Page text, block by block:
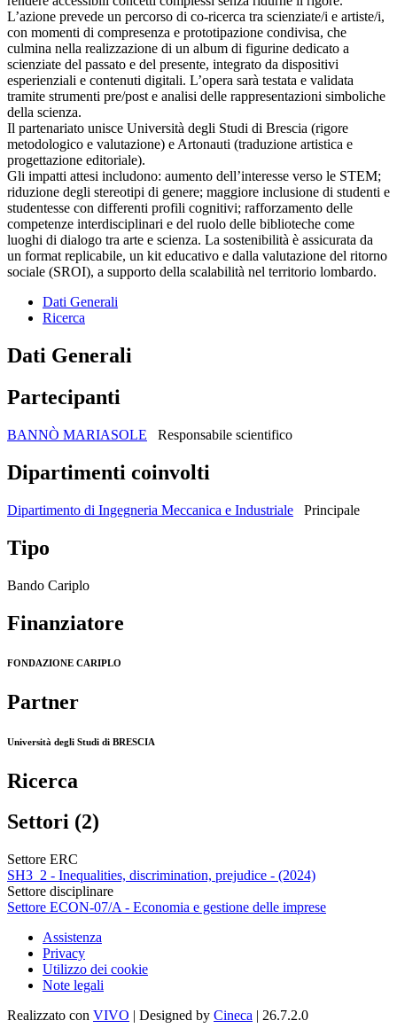
L’azione prevede un percorso di co-ricerca tra scienziate/i e artiste/i,
con momenti di compresenza e prototipazione condivisa, che
culmina nella realizzazione di un album di figurine dedicato a
scienziate del passato e del presente, integrato da dispositivi
esperienziali e contenuti digitali. L’opera sarà testata e validata
tramite strumenti pre/post e analisi delle rappresentazioni simboliche
della scienza.
Il partenariato unisce Università degli Studi di Brescia (rigore
metodologico e valutazione) e Artonauti (traduzione artistica e
progettazione editoriale).
Gli impatti attesi includono: aumento dell’interesse verso le STEM;
riduzione degli stereotipi di genere; maggiore inclusione di studenti e
studentesse con differenti profili cognitivi; rafforzamento delle
competenze interdisciplinari e del ruolo delle biblioteche come
luoghi di dialogo tra arte e scienza. La sostenibilità è assicurata da
un format replicabile, un kit educativo e dalla valutazione del ritorno
sociale (SROI), a supporto della scalabilità nel territorio lombardo.
Dati Generali
Ricerca
Dati Generali
Partecipanti
BANNÒ MARIASOLE Responsabile scientifico
Dipartimenti coinvolti
Dipartimento di Ingegneria Meccanica e Industriale Principale
Tipo
Bando Cariplo
Finanziatore
FONDAZIONE CARIPLO
Partner
Università degli Studi di BRESCIA
Ricerca
Settori (2)
Settore ERC
SH3_2 - Inequalities, discrimination, prejudice - (2024)
Settore disciplinare
Settore ECON-07/A - Economia e gestione delle imprese
Assistenza
Privacy
Utilizzo dei cookie
Note legali
Realizzato con VIVO | Designed by Cineca | 26.7.2.0